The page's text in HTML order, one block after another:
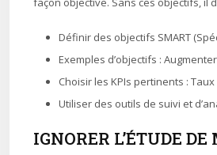
Définir des objectifs SMART
Exemples d’objectifs :
Choisir les KPIs pertinents :
Utiliser des outils de suivi et
IGNORER L’ÉTUDE